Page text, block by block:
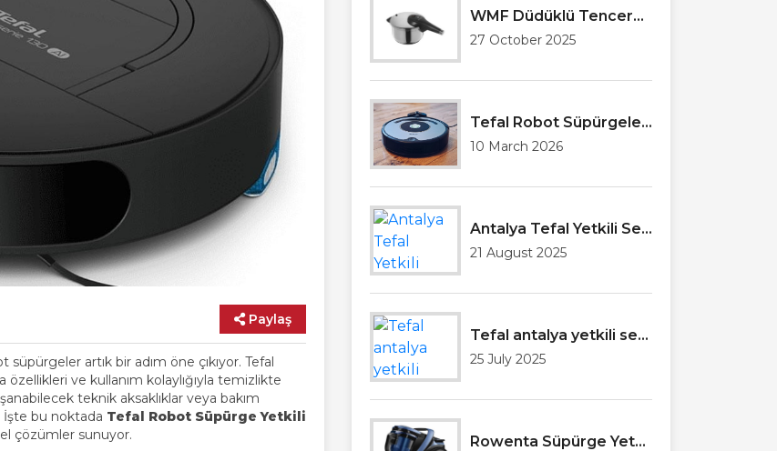
Paylaş
artık bir adım öne çıkıyor. Tefal
ve kullanım kolaylığıyla temizlikte
teknik aksaklıklar veya bakım
İşte bu noktada Tefal Robot Süpürge Yetkili
çözümler sunuyor.
WMF Düdüklü Tencere Servisi Antalya
27 October 2025
Tefal Robot Süpürgeler Hakkında Genel Bilgilendirme
10 March 2026
Antalya Tefal Yetkili Servisi
21 August 2025
Tefal antalya yetkili servisi
25 July 2025
Rowenta Süpürge Yetkili Servisi Antalya